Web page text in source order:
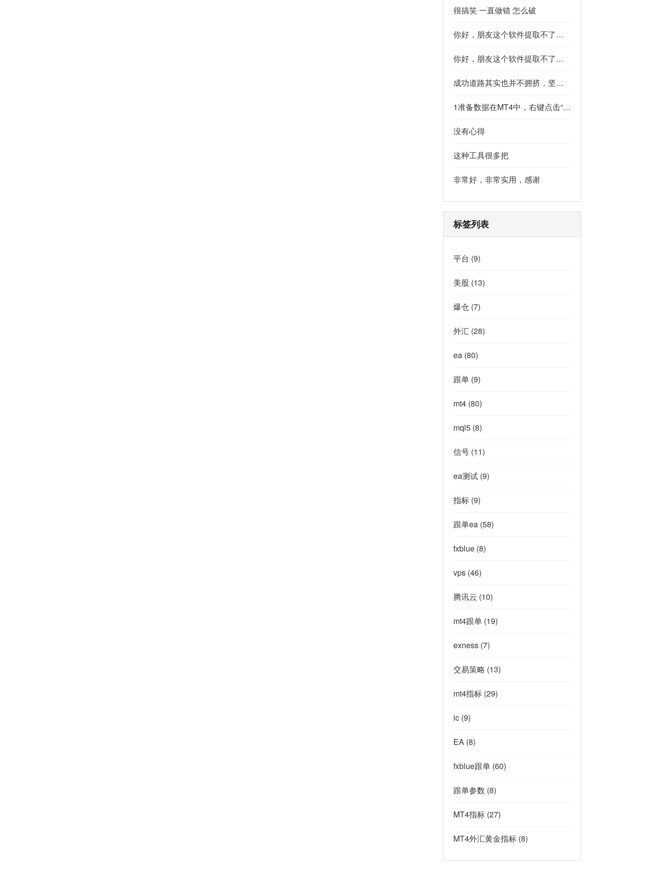
很搞笑 一直做错 怎么破
你好，朋友这个软件提取不了如果你看到了，能不能把这个纯净版的发我邮箱里不
你好，朋友这个软件提取不了如果你看到了，能不能把这个纯净版的发我邮箱里不
成功道路其实也并不拥挤，坚持下去的人，少之又少,说的真好
1准备数据在MT4中，右键点击“账户历史” → 选择“保存为详细户口结单” → 保存为一个HTML文件。用Excel打开这个HTML文件，或者打开它并复制全部内容，粘贴到一个空白Excel工作表中。2使用你的.xlsm文件打开你已经保存好的“MT4报表合并神器.xlsm”文件。将上一步中未处理的两行数据，复制并粘贴到这个.xlsm文件的第一个工作表中。3运行宏在Excel中，按快捷键 Alt + F8 打开“宏”对话框。选择名为 MergeMT4Statement_Ultimate 的宏，然后点击“执行”或“运行”。4完成宏运行后，你会发现原本错位成两行的数据，已经自动合并成一行了。
没有心得
这种工具很多把
非常好，非常实用，感谢
标签列表
平台 (9)
美股 (13)
爆仓 (7)
外汇 (28)
ea(80)
跟单(9)
mt4(80)
mql5(8)
信号(11)
ea测试(9)
指标(9)
跟单ea(58)
fxblue(8)
vps(46)
腾讯云 (10)
mt4跟单(19)
exness(7)
交易策略 (13)
mt4指标(29)
ic(9)
EA(8)
fxblue跟单(60)
跟单参数 (8)
MT4指标(27)
MT4外汇黄金指标(8)